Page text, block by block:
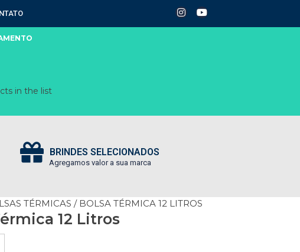
in the list
BRINDES SELECIONADOS
Agregamos valor a sua marca
TÉRMICAS / BOLSA TÉRMICA 12 LITROS
12 Litros